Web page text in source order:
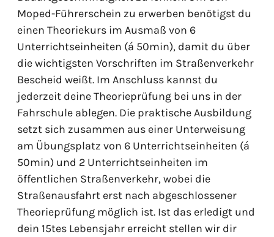
Moped-Führerschein zu erwerben benötigst du
einen Theoriekurs im Ausmaß von 6
Unterrichtseinheiten (á 50min), damit du über
die wichtigsten Vorschriften im Straßenverkehr
Bescheid weißt. Im Anschluss kannst du
jederzeit deine Theorieprüfung bei uns in der
Fahrschule ablegen. Die praktische Ausbildung
setzt sich zusammen aus einer Unterweisung
am Übungsplatz von 6 Unterrichtseinheiten (á
50min) und 2 Unterrichtseinheiten im
öffentlichen Straßenverkehr, wobei die
Straßenausfahrt erst nach abgeschlossener
Theorieprüfung möglich ist. Ist das erledigt und
dein 15tes Lebensjahr erreicht stellen wir dir